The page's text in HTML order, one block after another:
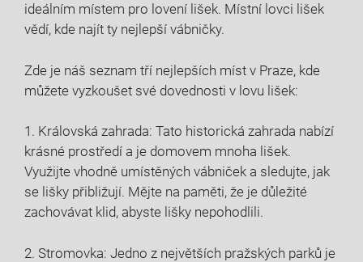
ideálním místem pro lovení lišek. Místní lovci lišek
vědí, kde najít ty nejlepší vábničky.
Zde je náš seznam tří nejlepších míst v Praze, kde
můžete vyzkoušet své dovednosti v lovu lišek:
1. Královská zahrada: Tato historická zahrada nabízí
krásné prostředí a je domovem mnoha lišek.
Využijte vhodně umístěných vábniček a sledujte, jak
se lišky přibližují. Mějte na paměti, že je důležité
zachovávat klid, abyste lišky nepohodlili.
2. Stromovka: Jedno z největších pražských parků je